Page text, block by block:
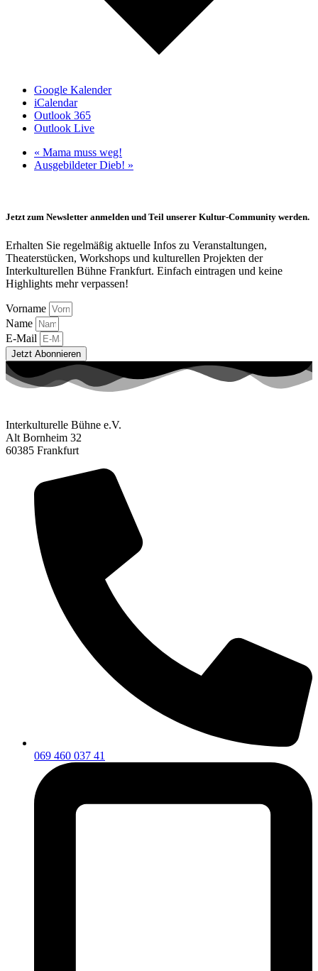
Google Kalender
iCalendar
Outlook 365
Outlook Live
« Mama muss weg!
Ausgebildeter Dieb! »
Jetzt zum Newsletter anmelden und Teil unserer Kultur-Community werden.
Erhalten Sie regelmäßig aktuelle Infos zu Veranstaltungen,
Theaterstücken, Workshops und kulturellen Projekten der
Interkulturellen Bühne Frankfurt. Einfach eintragen und keine
Highlights mehr verpassen!
Vorname
Name
E-Mail
Jetzt Abonnieren
Interkulturelle Bühne e.V.
Alt Bornheim 32
60385 Frankfurt
069 460 037 41